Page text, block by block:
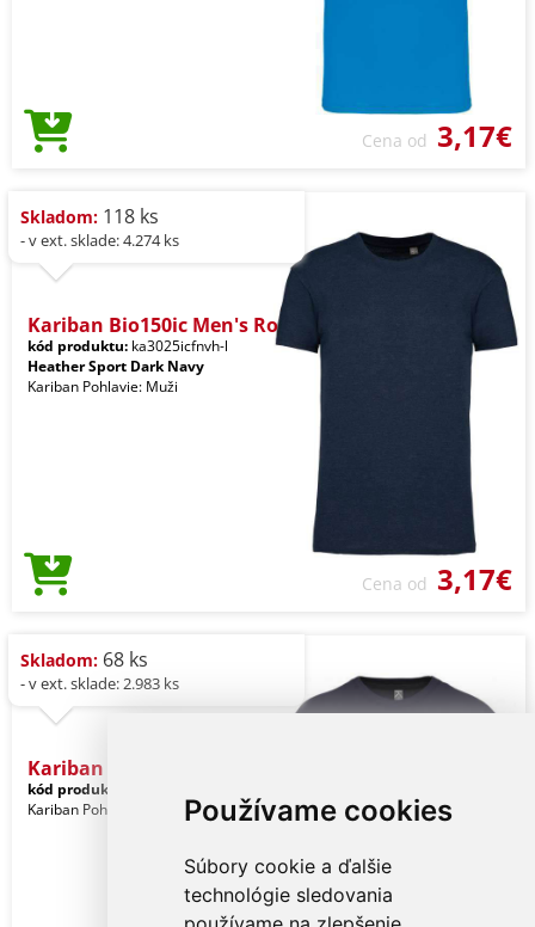
Používame cookies
Súbory cookie a ďalšie
technológie sledovania
Cena od 3,17€
Skladom: 118 ks
- v ext. sklade: 4.274 ks
Kariban Bio150ic Men's Ro
kód produktu: ka3025icfnvh-l
Heather Sport Dark Navy
Kariban Pohlavie: Muži
Cena od 3,17€
Skladom: 68 ks
- v ext. sklade: 2.983 ks
Kariban Bio150ic Men's Ro
kód produktu:
Kariban Pohlavie: Muži